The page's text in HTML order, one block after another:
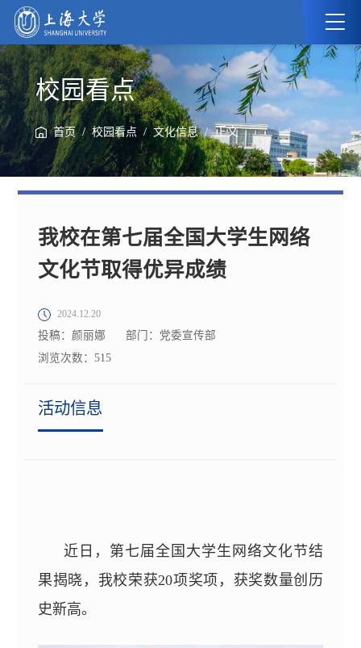
校园看点
首页/校园看点 / 文化信息/ 正文
我校在第七届全国大学生网络
文化节取得优异成绩
2024.12.20
投稿：颜丽娜
部门：党委宣传部
浏览次数： 515
活动信息
近日，第七届全国大学生网络文化节结
果揭晓 ，我校荣获20项奖项， 获奖数量创历
史新高。